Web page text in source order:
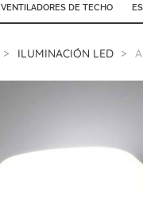
VENTILADORES DE TECHO
ILUMINACIÓN LED